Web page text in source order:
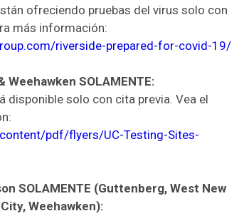
ofreciendo pruebas del virus solo con
más información:
riverside-prepared-for-covid-19/
SOLAMENTE:
disponible solo con cita previa. Vea el
pdf/flyers/UC-Testing-Sites-
SOLAMENTE (Guttenberg, West New
Weehawken):